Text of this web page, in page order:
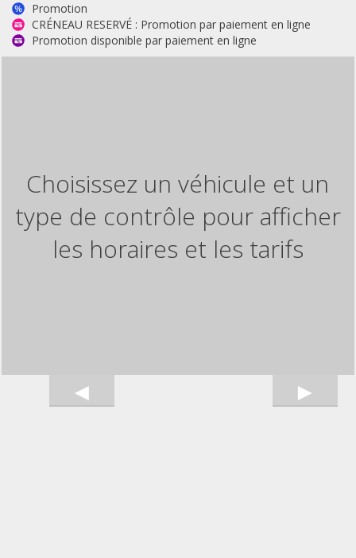
Promotion
CRÉNEAU RESERVÉ : Promotion par paiement en ligne
Promotion disponible par paiement en ligne
Choisissez un véhicule et un
type de contrôle pour afficher
les horaires et les tarifs